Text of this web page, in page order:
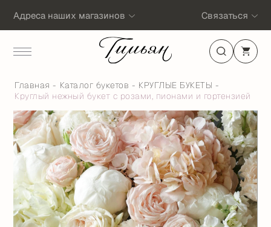
Адреса наших магазинов Связаться
Главная Каталог букетов
КРУГЛЫЕ БУКЕТЫ
Круглый нежный букет с розами, пионами и гортензией